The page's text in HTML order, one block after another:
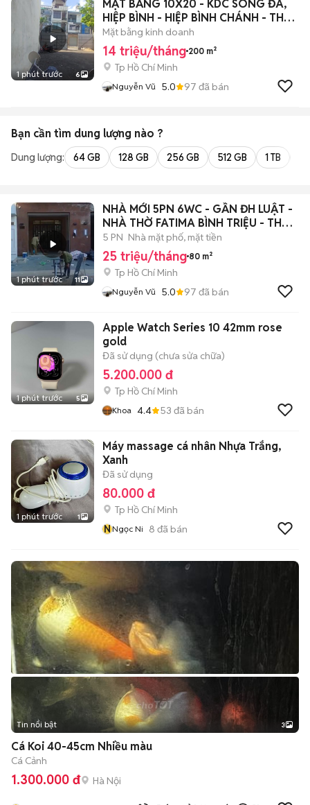
1 phút trước 6
MẶT BẰNG 10X20 - KDC SÔNG ĐÀ,
HIỆP BÌNH - HIỆP BÌNH CHÁNH - THỦ
ĐỨC
Mặt bằng kinh doanh
14 triệu/tháng 200 m²
Tp Hồ Chí Minh
Nguyễn Vũ 5.0 97 đã bán
Bạn cần tìm dung lượng nào ?
Dung lượng: 64 GB 128 GB 256 GB 512 GB 1 TB
1 phút trước 11
NHÀ MỚI 5PN 6WC - GẦN ĐH LUẬT -
NHÀ THỜ FATIMA BÌNH TRIỆU - THỦ
ĐỨC
5 PN Nhà mặt phố, mặt tiền
25 triệu/tháng 80 m²
Tp Hồ Chí Minh
Nguyễn Vũ 5.0 97 đã bán
1 phút trước 5
Apple Watch Series 10 42mm rose
gold
Đã sử dụng (chưa sửa chữa)
5.200.000 đ
Tp Hồ Chí Minh
Khoa 4.4 53 đã bán
1 phút trước 1
Máy massage cá nhân Nhựa Trắng,
Xanh
Đã sử dụng
80.000 đ
Tp Hồ Chí Minh
NNgọc Ni 8 đã bán
Tin nổi bật 3
Cá Koi 40-45cm Nhiều màu
Cá Cảnh
1.300.000 đ Hà Nội